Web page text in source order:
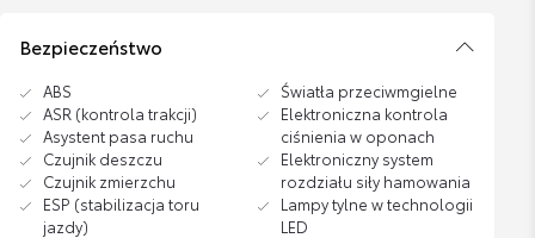
Bezpieczeństwo
ABS
ASR (kontrola trakcji)
Asystent pasa ruchu
Czujnik deszczu
Czujnik zmierzchu
ESP (stabilizacja toru
jazdy)
Światła przeciwmgielne
Elektroniczna kontrola
ciśnienia w oponach
Elektroniczny system
rozdziału siły hamowania
Lampy tylne w technologii
LED